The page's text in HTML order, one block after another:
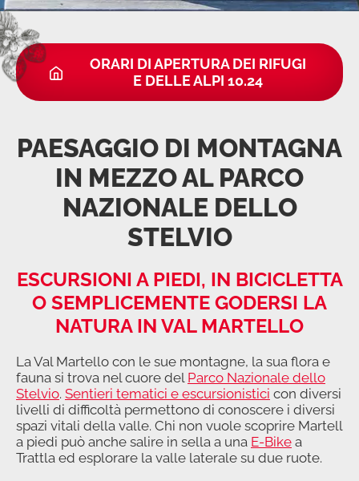
ORARI DI APERTURA DEI RIFUGI
E DELLE ALPI 10.24
PAESAGGIO DI MONTAGNA
IN MEZZO AL PARCO
NAZIONALE DELLO
STELVIO
ESCURSIONI A PIEDI, IN BICICLETTA
O SEMPLICEMENTE GODERSI LA
NATURA IN VAL MARTELLO
La Val Martello con le sue montagne, la sua flora e
fauna si trova nel cuore del Parco Nazionale dello
Stelvio. Sentieri tematici e escursionistici con diversi
livelli di difficoltà permettono di conoscere i diversi
spazi vitali della valle. Chi non vuole scoprire Martell
a piedi può anche salire in sella a una E-Bike a
Trattla ed esplorare la valle laterale su due ruote.